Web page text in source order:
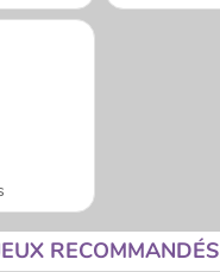
RECOMMANDÉS